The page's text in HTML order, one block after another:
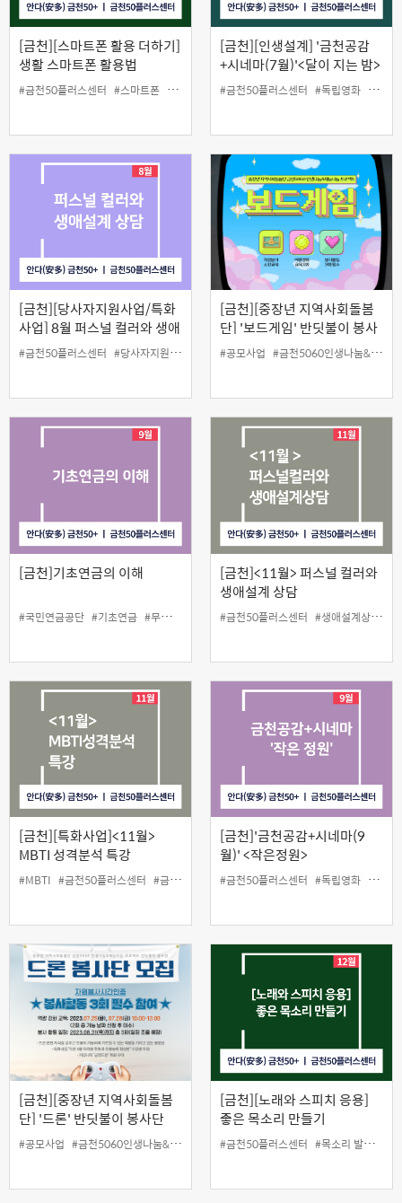
[금천][스마트폰 활용 더하기]
생활 스마트폰 활용법
#금천50플러스센터 #스마트폰 #원데이클래스 #활용방법
[금천][인생설계] '금천공감
+시네마(7월)'<달이 지는 밤>
(오프라인)
#금천50플러스센터 #독립영화 #무료
[금천][당사자지원사업/특화
사업] 8월 퍼스널 컬러와 생애
설계 상담
#금천50플러스센터 #당사자지원 #생애설계상담 #퍼스널컬러
[금천][중장년 지역사회돌봄
단] '보드게임' 반딧불이 봉사
단
#공모사업 #금천5060인생나눔&재능나눔프로젝트
[금천]기초연금의 이해
#국민연금공단 #기초연금 #무료 #인생설계
[금천]<11월> 퍼스널 컬러와
생애설계 상담
#금천50플러스센터 #생애설계상담
[금천][특화사업]<11월>
MBTI 성격분석 특강
#MBTI #금천50플러스센터 #금천구 #당사자지원사업 #성격분석 #인생설계사업
[금천]'금천공감+시네마(9
월)' <작은정원>
#금천50플러스센터 #독립영화 #무료
[금천][중장년 지역사회돌봄
단] '드론' 반딧불이 봉사단
#공모사업 #금천5060인생나눔&재능나눔프로젝트 #금천50플러스센터 #드론
[금천][노래와 스피치 응용]
좋은 목소리 만들기
#금천50플러스센터 #목소리 발성법